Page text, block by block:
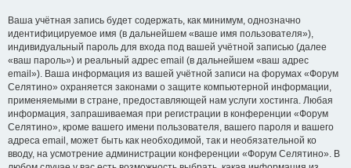
Ваша учётная запись будет содержать, как минимум, однозначно
идентифицируемое имя (в дальнейшем «ваше имя пользователя»),
индивидуальный пароль для входа под вашей учётной записью (далее
«ваш пароль») и реальный адрес email (в дальнейшем «ваш адрес
email»). Ваша информация из вашей учётной записи на форумах «Форум
Селятино» охраняется законами о защите компьютерной информации,
применяемыми в стране, предоставляющей нам услуги хостинга. Любая
информация, запрашиваемая при регистрации в конференции «Форум
Селятино», кроме вашего имени пользователя, вашего пароля и вашего
адреса email, может быть как необходимой, так и необязательной ко
вводу, на усмотрение администрации конференции «Форум Селятино». В